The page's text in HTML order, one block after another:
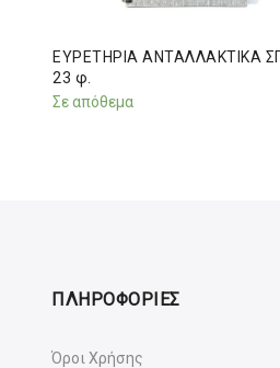
ΕΥΡΕΤΗΡΙΑ ΑΝΤΑΛΛΑΚΤΙΚΑ
23 φ.
Σε απόθεμα
ΠΛΗΡΟΦΟΡΙΕΣ
Όροι Χρήσης